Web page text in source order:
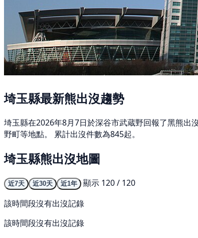
埼玉縣最新熊出沒趨勢
埼玉縣在2026年8月7日於深谷市武蔵野回報了黑熊出
野町等地點。 累計出沒件數為845起。
埼玉縣熊出沒地圖
近7天 近30天 近1年
顯示 120 / 120
該時間段沒有出沒記錄
該時間段沒有出沒記錄